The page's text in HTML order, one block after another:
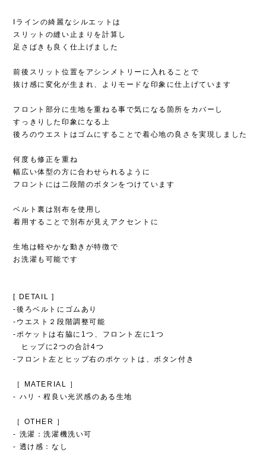
Iラインの綺麗なシルエットは
スリットの縫い止まりを計算し
足さばきも良く仕上げました
前後スリット位置をアシンメトリーに入れることで
抜け感に変化が生まれ、よりモードな印象に仕上げています
フロント部分に生地を重ねる事で気になる箇所をカバーし
すっきりした印象になる上
後ろのウエストはゴムにすることで着心地の良さを実現しました
何度も修正を重ね
幅広い体型の方に合わせられるように
フロントには二段階のボタンをつけています
ベルト裏は別布を使用し
着用することで別布が見えアクセントに
生地は軽やかな動きが特徴で
お洗濯も可能です
[ DETAIL ]
‐後ろベルトにゴムあり
‐ウエスト２段階調整可能
‐ポケットは右脇に1つ、フロント左に1つ
ヒップに2つの合計4つ
‐フロント左とヒップ右のポケットは、ボタン付き
［ MATERIAL ］
‐ ハリ・程良い光沢感のある生地
［ OTHER ］
- 洗濯：洗濯機洗い可
- 透け感：なし